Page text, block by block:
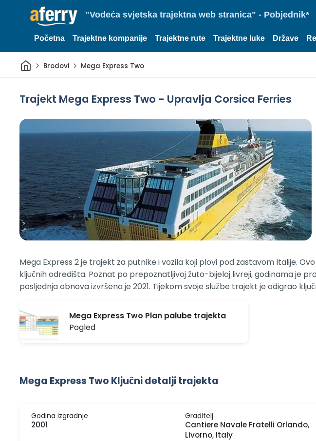
"Vodeća svjetska trajektna web stranica" - Pobjednik*
Početna Trajektne kompanije Trajektne rute Trajektne luke Države
DomBrodovi Mega Express Two
Trajekt Mega Express Two - Upravlja Corsica Ferries
Mega Express 2 je trajekt za putnike i vozila koji plovi pod zastavom Italije.
ključnih odredišta. Poznat po prepoznatljivoj žuto-bijeloj livreji, godinama je
posljednja obnova izvršena je 2021. Tijekom svoje službe trajekt je odigrao
Mega Express Two Plan palube trajekta
Pogled
Mega Express Two Ključni detalji trajekta
Godina izgradnje
2001
Graditelj
Cantiere Navale Fratelli Orlando,
Livorno, Italy